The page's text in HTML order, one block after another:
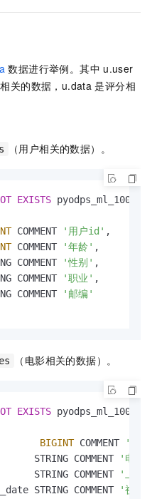
数据进行举例。其中 u.user
关的数据，u.data 是评分相
（用户相关的数据）。
EXISTS
COMMENT '用户id' ,
COMMENT '年龄' ,
COMMENT
'性别' ,
COMMENT
'职业' ,
COMMENT
'邮编'
（电影相关的数据）。
EXISTS
BIGINT COMMENT
'电
STRING COMMENT
'电影
STRING COMMENT
'上映
STRING COMMENT
'视频